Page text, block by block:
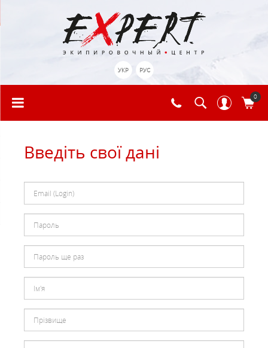
УКР РУС
0
Введіть свої дані